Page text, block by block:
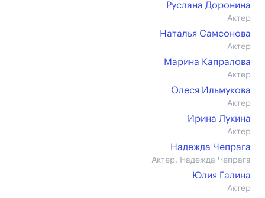
Руслана Доронина
Актер
Наталья Самсонова
Актер
Марина Капралова
Актер
Олеся Ильмукова
Актер
Ирина Лукина
Актер
Надежда Чепрага
Актер, Надежда Чепрага
Юлия Галина
Актер